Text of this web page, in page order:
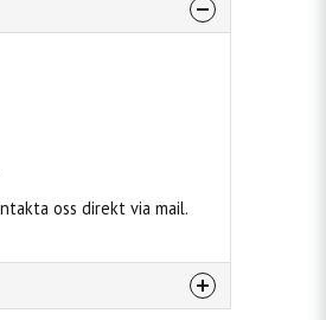
oss direkt via mail.